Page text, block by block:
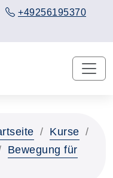
+49256195370
Kurse
Bewegung für